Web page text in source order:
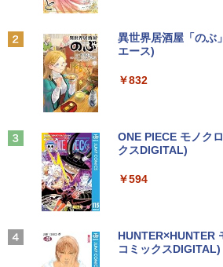
2
【期間限定★新品
ートパソコン
載 15.6型 テンキ
28GB～1TB Web
￥9,999
コン Windows11
トパソコン 15.6
2
HP ProDesk 400
0T/メモリ
NVMe)/Win11Pro-
【正規永久版
ini pc Windows11
ネ オフィス高速
2
中古モニター | 液
PS |
ド 1920×1080(フ
VI-D・HDMI) |
【ポイント最大28
A規格
イ 液晶モニター 【
￥21,560
￥1,689
￥2,200
Anker Soundcore
Anker Soundcore
ラック
￥14,990
【2026年アップグ
レスイヤホン
BRUCE WAYNE
[Explicit]
￥250
見知らぬ糸
On My Road
by Amazon 天然水
富士山の天然水 バナ
ットル (Smart Basic)
by Amazon 炭酸水
art Basic)
by Amazon 天然水
異世界居酒屋「のぶ
エース)
￥832
ONE PIECE モノク
クスDIGITAL)
￥594
HUNTER×HUNTER
コミックスDIGITAL)